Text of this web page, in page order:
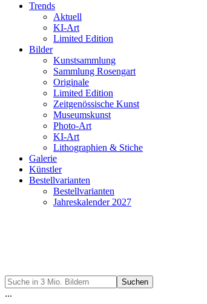
Trends
Aktuell
KI-Art
Limited Edition
Bilder
Kunstsammlung
Sammlung Rosengart
Originale
Limited Edition
Zeitgenössische Kunst
Museumskunst
Photo-Art
KI-Art
Lithographien & Stiche
Galerie
Künstler
Bestellvarianten
Bestellvarianten
Jahreskalender 2027
Suchen
...